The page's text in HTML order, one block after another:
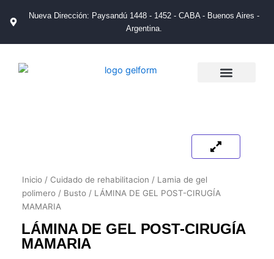
Nueva Dirección: Paysandú 1448 - 1452 - CABA - Buenos Aires -
Argentina.
Inicio / Cuidado de rehabilitacion / Lamia de gel
polimero / Busto / LÁMINA DE GEL POST-CIRUGÍA
MAMARIA
LÁMINA DE GEL POST-CIRUGÍA
MAMARIA